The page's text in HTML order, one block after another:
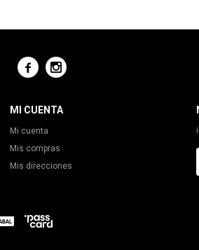
 
MI CUENTA
Mi cuenta
Mis compras
Mis direcciones